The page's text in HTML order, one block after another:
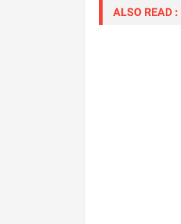
ALSO READ :